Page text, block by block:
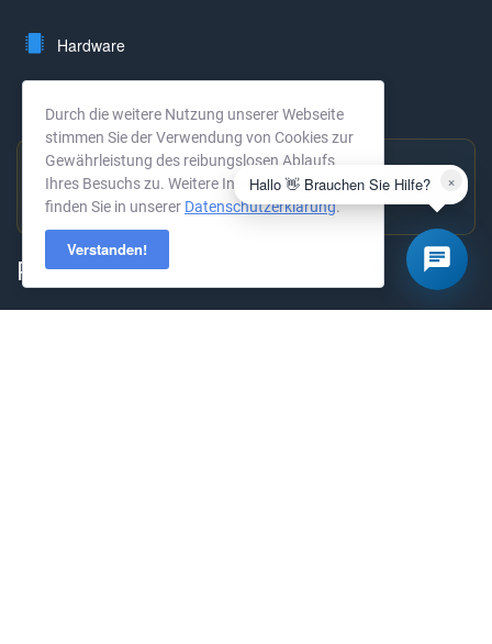
Hardware
Rechenzentrum
Hervorragend bewertet
4,9 ★ · 294 Bewertungen →
Produkte
Durch die weitere Nutzung unserer Webseite
stimmen Sie der Verwendung von Cookies zur
Gewährleistung des reibungslosen Ablaufs
Ihres Besuchs zu. Weitere Informationen
finden Sie in unserer Datenschutzerklärung.
Verstanden!
×
Hallo 👋 Brauchen Sie Hilfe?